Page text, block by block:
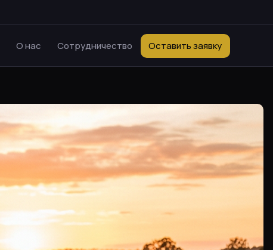
О нас Сотрудничество Оставить заявку